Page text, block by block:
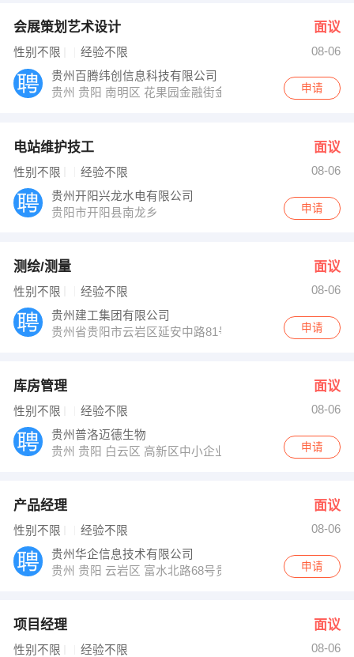
会展策划艺术设计 面议
性别不限 经验不限
08-06
贵州百腾纬创信息科技有限公司
贵州 贵阳 南明区 花果园金融街金融大厦
申请
电站维护技工 面议
性别不限 经验不限
08-06
贵州开阳兴龙水电有限公司
贵阳市开阳县南龙乡
申请
测绘/测量 面议
性别不限 经验不限
08-06
贵州建工集团有限公司
贵州省贵阳市云岩区延安中路81号
申请
库房管理 面议
性别不限 经验不限
08-06
贵州普洛迈德生物
贵州 贵阳 白云区 高新区中小企业孵化园B5组团5号楼
申请
产品经理 面议
性别不限 经验不限
08-06
贵州华企信息技术有限公司
贵州 贵阳 云岩区 富水北路68号贵州物资大厦28楼
申请
项目经理 面议
性别不限 经验不限
08-06